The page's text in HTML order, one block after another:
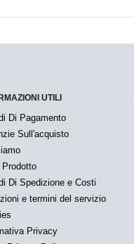
UTILI
Di Pagamento
Sull'acquisto
Prodotto
Di Spedizione e Costi
e termini del servizio
Privacy